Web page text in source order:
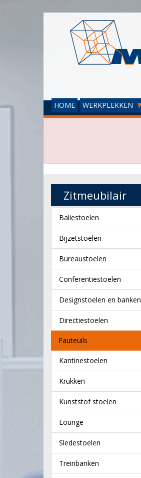
HOME WERKPLEKKEN
Zitmeubilair
Baliestoelen
Bijzetstoelen
Bureaustoelen
Conferentiestoelen
Designstoelen en banken
Directiestoelen
Fauteuils
Kantinestoelen
Krukken
Kunststof stoelen
Lounge
Sledestoelen
Treinbanken